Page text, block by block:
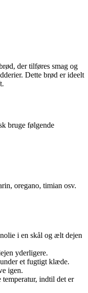
der tilføres smag og
Dette brød er ideelt
bruge følgende
oregano, timian osv.
i en skål og ælt dejen
yderligere.
et fugtigt klæde.
igen.
indtil det er